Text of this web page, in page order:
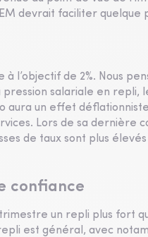
devrait faciliter quelque
l’objectif de 2%. Nous
salariale en repli,
aura un effet
Lors de sa dernière
de taux sont plus
confiance
un repli plus fort
est général, avec